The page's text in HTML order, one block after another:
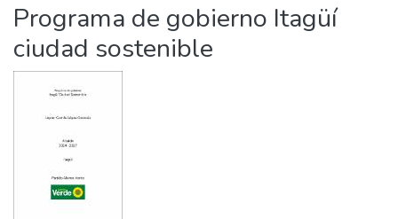
Statistics
Programa de gobierno Itagüí
ciudad sostenible